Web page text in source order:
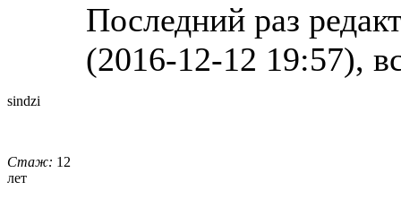
Последний раз
(2016-12-12 19:57),
sindzi
Стаж: 12
лет